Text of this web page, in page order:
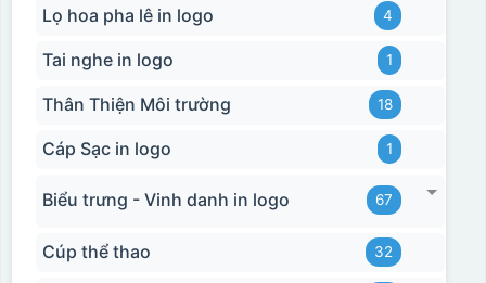
Lọ hoa pha lê in logo 4
Tai nghe in logo 1
Thân Thiện Môi trường 18
Cáp Sạc in logo 1
Biểu trưng - Vinh danh in logo 67
Cúp thể thao 32